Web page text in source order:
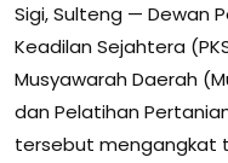
Sigi, Sulteng — Dewan
Keadilan Sejahtera
Musyawarah Daerah
dan Pelatihan
tersebut mengangkat